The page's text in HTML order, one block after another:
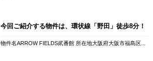
今回ご紹介する物件は、環状線「野田」徒歩8分！
物件名ARROW FIELDS貮番館 所在地大阪府大阪市福島区...